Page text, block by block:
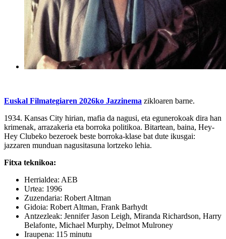
Euskal Filmategiaren 2026ko Jazzinema zikloaren barne.
1934. Kansas City hirian, mafia da nagusi, eta egunerokoak dira han
krimenak, arrazakeria eta borroka politikoa. Bitartean, baina, Hey-
Hey Clubeko bezeroek beste borroka-klase bat dute ikusgai:
jazzaren munduan nagusitasuna lortzeko lehia.
Fitxa teknikoa:
Herrialdea: AEB
Urtea: 1996
Zuzendaria: Robert Altman
Gidoia: Robert Altman, Frank Barhydt
Antzezleak: Jennifer Jason Leigh, Miranda Richardson, Harry
Belafonte, Michael Murphy, Delmot Mulroney
Iraupena: 115 minutu